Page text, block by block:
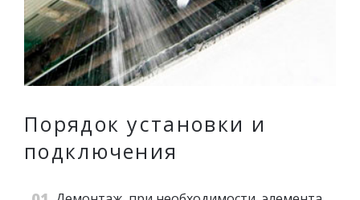
Порядок установки и
подключения